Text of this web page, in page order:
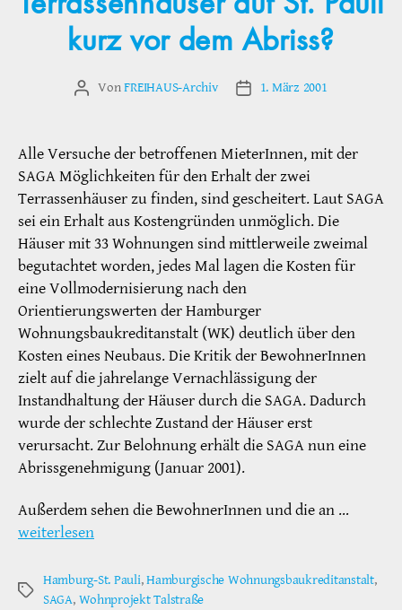
kurz vor dem Abriss?
Beitragsautor
VonFREIHAUS-Archiv Veröffentlichungsdatum
1. März 2001
Alle Versuche der betroffenen MieterInnen, mit der
SAGA Möglichkeiten für den Erhalt der zwei
Terrassenhäuser zu finden, sind gescheitert. Laut SAGA
sei ein Erhalt aus Kostengründen unmöglich. Die
Häuser mit 33 Wohnungen sind mittlerweile zweimal
begutachtet worden, jedes Mal lagen die Kosten für
eine Vollmodernisierung nach den
Orientierungswerten der Hamburger
Wohnungsbaukreditanstalt (WK) deutlich über den
Kosten eines Neubaus. Die Kritik der BewohnerInnen
zielt auf die jahrelange Vernachlässigung der
Instandhaltung der Häuser durch die SAGA. Dadurch
wurde der schlechte Zustand der Häuser erst
verursacht. Zur Belohnung erhält die SAGA nun eine
Abrissgenehmigung (Januar 2001).
Außerdem sehen die BewohnerInnen und die an …
weiterlesen
Schlagwörter
Hamburg-St. Pauli,Hamburgische Wohnungsbaukreditanstalt,
SAGA, Wohnprojekt Talstraße